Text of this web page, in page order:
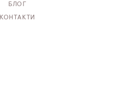
БЛОГ
КОНТАКТИ